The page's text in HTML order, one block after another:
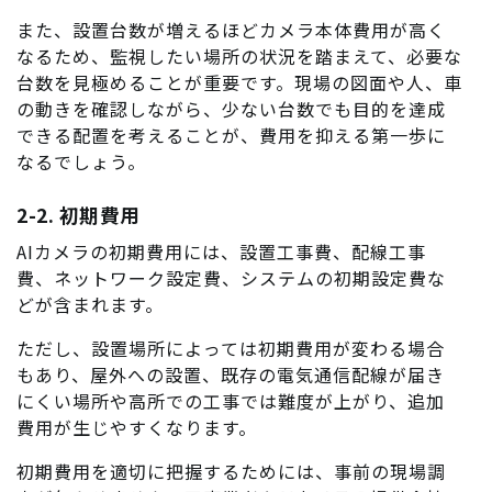
また、設置台数が増えるほどカメラ本体費用が高く
なるため、監視したい場所の状況を踏まえて、必要な
台数を見極めることが重要です。現場の図面や人、車
の動きを確認しながら、少ない台数でも目的を達成
できる配置を考えることが、費用を抑える第一歩に
なるでしょう。
2-2. 初期費用
AIカメラの初期費用には、設置工事費、配線工事
費、ネットワーク設定費、システムの初期設定費な
どが含まれます。
ただし、設置場所によっては初期費用が変わる場合
もあり、屋外への設置、既存の電気通信配線が届き
にくい場所や高所での工事では難度が上がり、追加
費用が生じやすくなります。
初期費用を適切に把握するためには、事前の現場調